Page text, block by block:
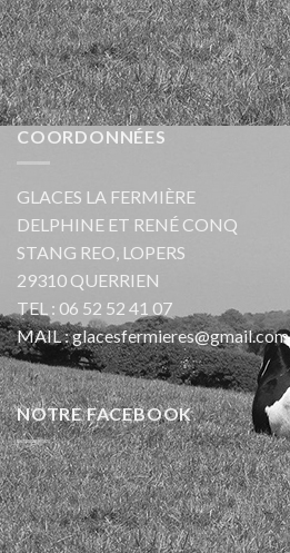
COORDONNÉES
GLACES LA FERMIÈRE
DELPHINE ET RENÉ CONQ
STANG REO, LOPERS
29310 QUERRIEN
TEL : 06 52 52 41 07
MAIL :glacesfermieres@gmail.com
NOTRE FACEBOOK